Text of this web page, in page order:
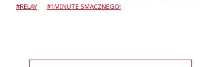
#RELAY
#1MINUTE SMACZNEGO!